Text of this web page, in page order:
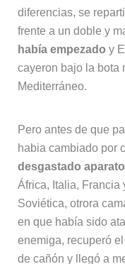
diferencias, se
frente a un doble y
había empezado y
cayeron bajo la bota
Mediterráneo.
Pero antes de que
habia cambiado por
desgastado
África, Italia, Francia
Soviética, otrora
en que había sido
enemiga, recuperó
de cañón y llegó a